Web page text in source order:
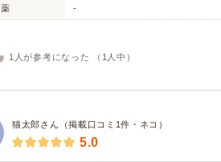
薬 -
1 人が参考になった （ 1 人中）
猫太郎さん（掲載口コミ1件・ネコ）
5.0